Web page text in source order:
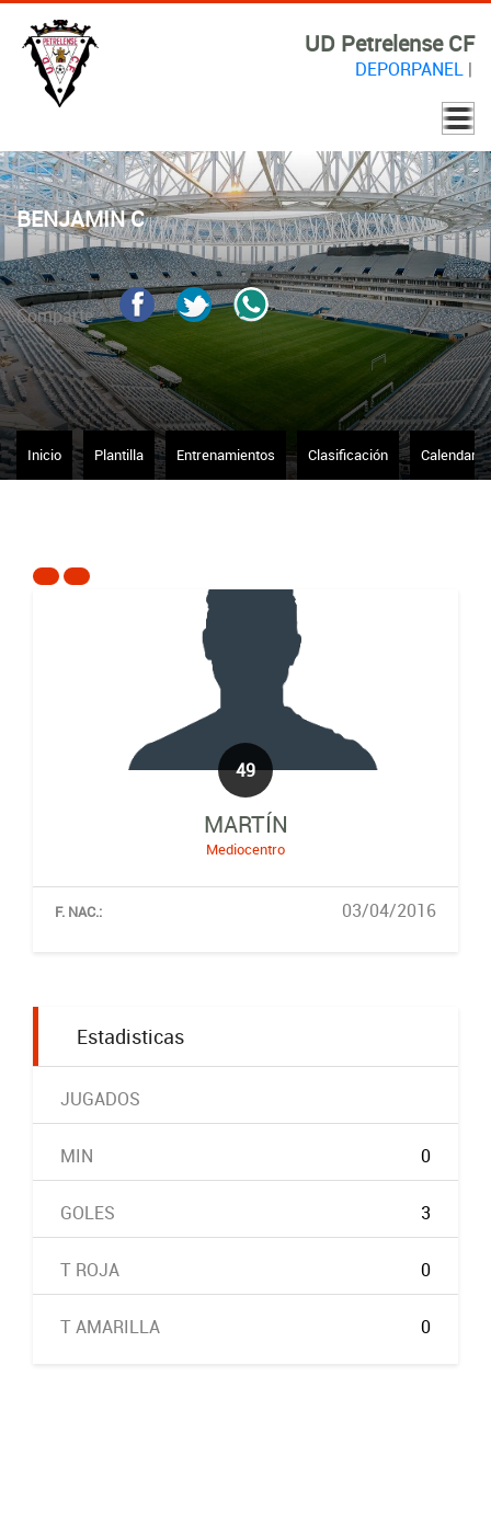
UD Petrelense CF
DEPORPANEL|
BENJAMIN C
Comparte
Inicio Plantilla Entrenamientos Clasificación Calendario
49
MARTÍN
Mediocentro
F. NAC.: 03/04/2016
Estadisticas
JUGADOS
MIN 0
GOLES 3
T ROJA 0
T AMARILLA 0